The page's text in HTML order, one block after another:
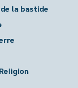
la bastide